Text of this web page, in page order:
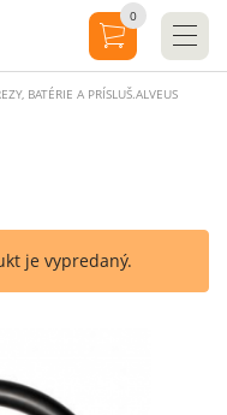
BATÉRIE A PRÍSLUŠ.ALVEUS
je vypredaný.
0